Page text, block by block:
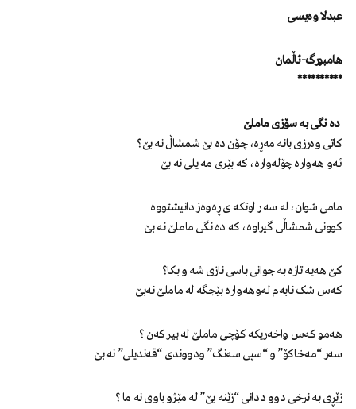
عبدلا وەیسی
هامبورگ-ئاڵمان
**********
دە نگی به سۆزی ماملێ
کاتی وەرزی بانه مەڕە، چۆن دە بێ شمشاڵ نه بێ؟
ئەو هەوارە چۆلەوارە، که بێری مه یلی نه بێ
مامی شوان، له سە ر لوتکه ی ڕەوەز دانیشتووە
کوونی شمشاڵی گیراوە، که دە نگی ماملێ نه بێ
کێ هەیه تازە به جوانی باسی نازی شە و بکا؟
کەس شک نابەم لەوهەوارە بێجگه له ماملێ نەبێ
هەمو کەس واخەریکه کۆچی ماملێ له بیر کەن ؟
سەر “مەخاکۆ” و “سپی سەنگ” ودووندی “قەندیلی” نه بێ
زێڕی به نرخی دوو ددانی “زێنه بێ” له مێژو باوی نه ما ؟